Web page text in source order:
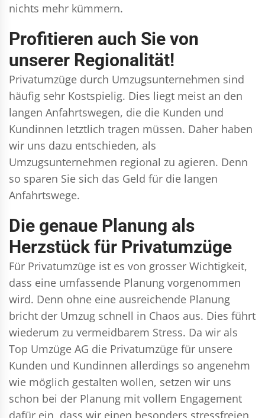
nichts mehr kümmern.
Profitieren auch Sie von
unserer Regionalität!
Privatumzüge durch Umzugsunternehmen sind
häufig sehr Kostspielig. Dies liegt meist an den
langen Anfahrtswegen, die die Kunden und
Kundinnen letztlich tragen müssen. Daher haben
wir uns dazu entschieden, als
Umzugsunternehmen regional zu agieren. Denn
so sparen Sie sich das Geld für die langen
Anfahrtswege.
Die genaue Planung als
Herzstück für Privatumzüge
Für Privatumzüge ist es von grosser Wichtigkeit,
dass eine umfassende Planung vorgenommen
wird. Denn ohne eine ausreichende Planung
bricht der Umzug schnell in Chaos aus. Dies führt
wiederum zu vermeidbarem Stress. Da wir als
Top Umzüge AG die Privatumzüge für unsere
Kunden und Kundinnen allerdings so angenehm
wie möglich gestalten wollen, setzen wir uns
schon bei der Planung mit vollem Engagement
dafür ein, dass wir einen besonders stressfreien